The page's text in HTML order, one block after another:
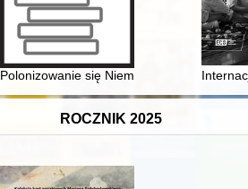
of workers in Paris and the
Polonizowanie się Niemców w Królestwie
ROCZNIK 2025